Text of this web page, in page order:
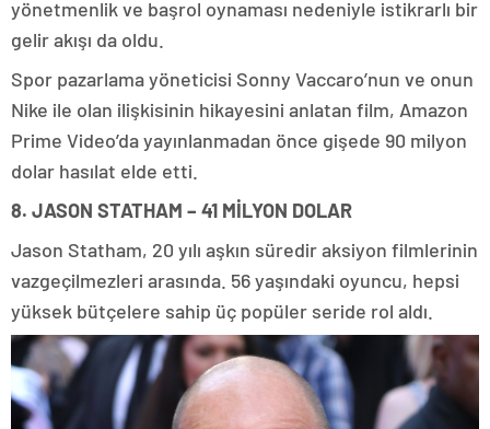
yönetmenlik ve başrol oynaması nedeniyle istikrarlı bir
gelir akışı da oldu.
Spor pazarlama yöneticisi Sonny Vaccaro’nun ve onun
Nike ile olan ilişkisinin hikayesini anlatan film, Amazon
Prime Video’da yayınlanmadan önce gişede 90 milyon
dolar hasılat elde etti.
8. JASON STATHAM – 41 MİLYON DOLAR
Jason Statham, 20 yılı aşkın süredir aksiyon filmlerinin
vazgeçilmezleri arasında. 56 yaşındaki oyuncu, hepsi
yüksek bütçelere sahip üç popüler seride rol aldı.